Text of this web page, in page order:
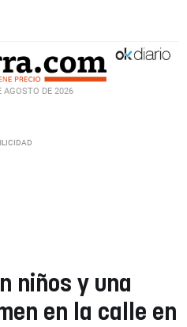
AGOSTO DE 2026
niños y una
en la calle en